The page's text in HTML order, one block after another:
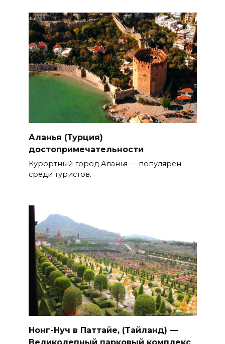
Аланья (Турция)
достопримечательности
Курортный город Аланья — популярен
среди туристов.
Нонг-Нуч в Паттайе, (Тайланд) —
Великолепный парковый комплекс